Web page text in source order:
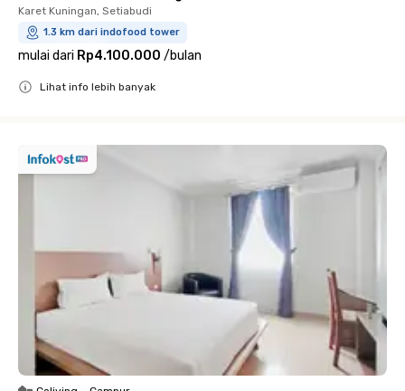
Karet Kuningan, Setiabudi
1.3 km dari indofood tower
mulai dari Rp4.100.000 /bulan
Lihat info lebih banyak